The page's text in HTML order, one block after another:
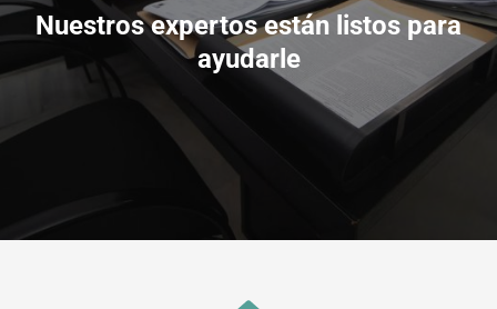
Nuestros expertos están listos para
ayudarle